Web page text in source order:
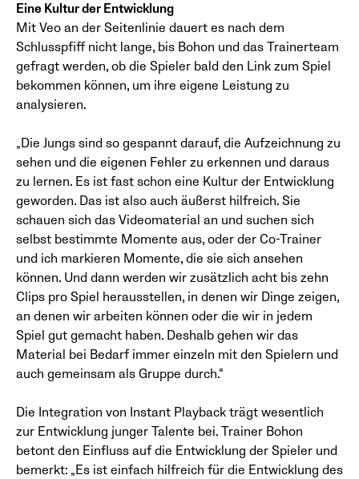
Eine Kultur der Entwicklung
Mit Veo an der Seitenlinie dauert es nach dem
Schlusspfiff nicht lange, bis Bohon und das Trainerteam
gefragt werden, ob die Spieler bald den Link zum Spiel
bekommen können, um ihre eigene Leistung zu
analysieren.
„Die Jungs sind so gespannt darauf, die Aufzeichnung zu
sehen und die eigenen Fehler zu erkennen und daraus
zu lernen. Es ist fast schon eine Kultur der Entwicklung
geworden. Das ist also auch äußerst hilfreich. Sie
schauen sich das Videomaterial an und suchen sich
selbst bestimmte Momente aus, oder der Co-Trainer
und ich markieren Momente, die sie sich ansehen
können. Und dann werden wir zusätzlich acht bis zehn
Clips pro Spiel herausstellen, in denen wir Dinge zeigen,
an denen wir arbeiten können oder die wir in jedem
Spiel gut gemacht haben. Deshalb gehen wir das
Material bei Bedarf immer einzeln mit den Spielern und
auch gemeinsam als Gruppe durch.“
Die Integration von Instant Playback trägt wesentlich
zur Entwicklung junger Talente bei. Trainer Bohon
betont den Einfluss auf die Entwicklung der Spieler und
bemerkt: „Es ist einfach hilfreich für die Entwicklung des